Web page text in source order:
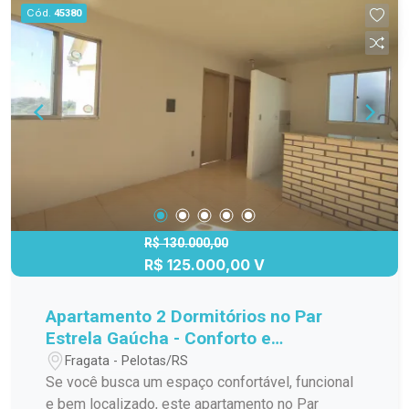
público - Bairro tranquilo e seguro - Ideal para
famílias ou investimento.
Cód. 45380
R$ 130.000,00
R$ 125.000,00 V
Apartamento 2 Dormitórios no Par
Estrela Gaúcha - Conforto e
Localização Estratégica
Fragata - Pelotas/RS
Se você busca um espaço confortável, funcional
e bem localizado, este apartamento no Par